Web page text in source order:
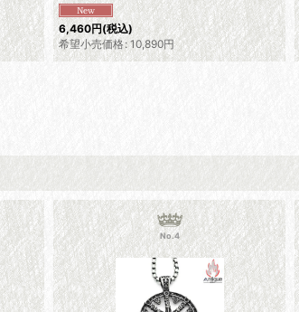
6,460円(税込)
希望小売価格: 10,890円
No.4